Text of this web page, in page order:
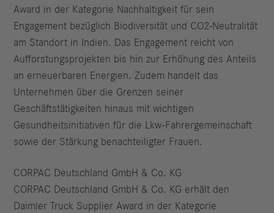
Award in der Kategorie Nachhaltigkeit für sein
Engagement bezüglich Biodiversität und CO2-Neutralität
am Standort in Indien. Das Engagement reicht von
Aufforstungsprojekten bis hin zur Erhöhung des Anteils
an erneuerbaren Energien. Zudem handelt das
Unternehmen über die Grenzen seiner
Geschäftstätigkeiten hinaus mit wichtigen
Gesundheitsinitiativen für die Lkw-Fahrergemeinschaft
sowie der Stärkung benachteiligter Frauen.
CORPAC Deutschland GmbH & Co. KG
CORPAC Deutschland GmbH & Co. KG erhält den
Daimler Truck Supplier Award in der Kategorie